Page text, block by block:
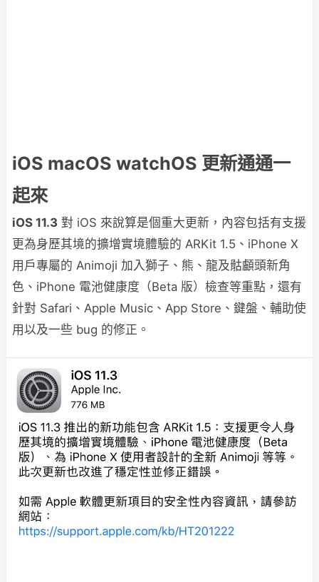
iOS macOS watchOS 更新通通一
起來
iOS 11.3 對 iOS 來說算是個重大更新，內容包括有支援
更為身歷其境的擴增實境體驗的 ARKit 1.5、iPhone X
用戶專屬的 Animoji 加入獅子、熊、龍及骷顱頭新角
色、iPhone 電池健康度（Beta 版）檢查等重點，還有
針對 Safari、Apple Music、App Store、鍵盤、輔助使
用以及一些 bug 的修正。